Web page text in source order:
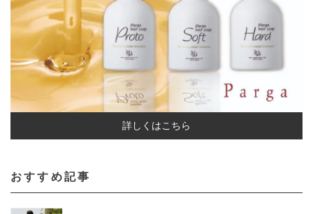
詳しくはこちら
おすすめ記事